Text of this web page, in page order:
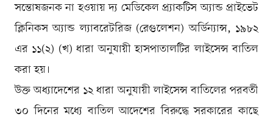
সন্তোষজনক না হওয়ায় দ্য মেডিকেল প্র্যাকটিস অ্যান্ড প্রাইভেট
ক্লিনিকস অ্যান্ড ল্যাবরেটরিজ (রেগুলেশন) অর্ডিন্যান্স, ১৯৮২
এর ১১(২) (খ) ধারা অনুযায়ী হাসপাতালটির লাইসেন্স বাতিল
করা হয়।
উক্ত অধ্যাদেশের ১২ ধারা অনুযায়ী লাইসেন্স বাতিলের পরবর্তী
৩০ দিনের মধ্যে বাতিল আদেশের বিরুদ্ধে সরকারের কাছে